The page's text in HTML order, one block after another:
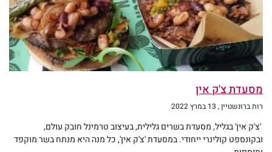
מסעדת צ'ק אין
רות ברונשטיין 13 במרץ 2022
'צ'ק אין' בגליל, מסעדת בשרים גלילית, בעיצוב טרמינל חובק עולם,
ובקונספט קולינרי ייחודי. במסעדת 'צ'ק אין', כל מנה היא מנתח בשר מוקפד